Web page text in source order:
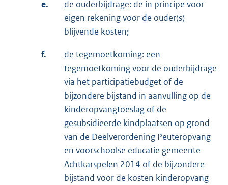
e. de ouderbijdrage: de in principe voor
eigen rekening voor de ouder(s)
blijvende kosten;
f. de tegemoetkoming: een
tegemoetkoming voor de ouderbijdrage
via het participatiebudget of de
bijzondere bijstand in aanvulling op de
kinderopvangtoeslag of de
gesubsidieerde kindplaatsen op grond
van de Deelverordening Peuteropvang
en voorschoolse educatie gemeente
Achtkarspelen 2014 of de bijzondere
bijstand voor de kosten kinderopvang